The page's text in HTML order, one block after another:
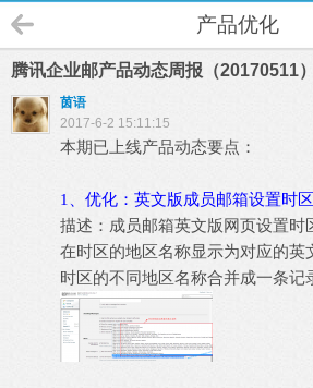
产品优化
腾讯企业邮产品动态周报（20170511）
茵语
2017-6-2 15:11:15
本期已上线产品动态要点：
1、优化：英文版成员邮箱设置时区
描述：成员邮箱英文版网页设置时
在时区的地区名称显示为对应的英
时区的不同地区名称合并成一条记